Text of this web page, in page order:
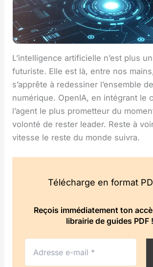
L’intelligence artificielle n’est plus
futuriste. Elle est là, entre nos
s’apprête à redessiner l’ensemble
numérique. OpenIA, en intégrant le
l’agent le plus prometteur du
volonté de rester leader. Reste à
vitesse le reste du monde suivra.
Télécharge en format
Reçois immédiatement ton
librairie de guides PDF !